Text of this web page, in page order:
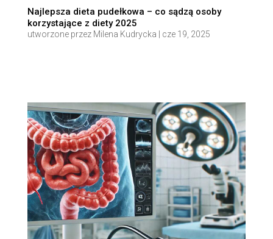
Najlepsza dieta pudełkowa – co sądzą osoby
korzystające z diety 2025
utworzone przez Milena Kudrycka cze 19, 2025